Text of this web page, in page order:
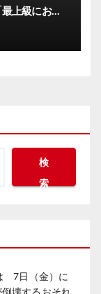
上級にお似
検
索
7日（金）に